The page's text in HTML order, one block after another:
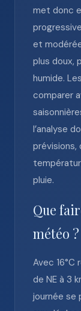
met donc
et
plus doux,
humide.
comparer
l’analyse
prévisions,
pluie.
Que
météo ?
Avec 16°C
de NE à 3
journée se